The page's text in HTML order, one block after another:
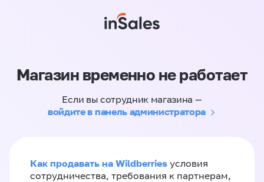
Магазин временно не работает
Если вы сотрудник магазина —
войдите в панель администратора
Как продавать на Wildberries условия
сотрудничества, требования к партнерам,